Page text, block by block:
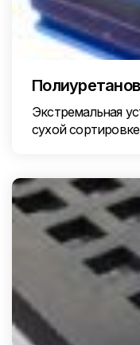
Экстремальная
сухой сортировке